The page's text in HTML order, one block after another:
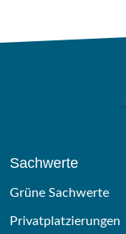
Sachwerte
Grüne Sachwerte
Privatplatzierungen